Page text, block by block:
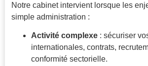
Notre cabinet intervient lorsque les
simple administration :
Activité complexe: sécuriser
internationales, contrats,
conformité sectorielle.